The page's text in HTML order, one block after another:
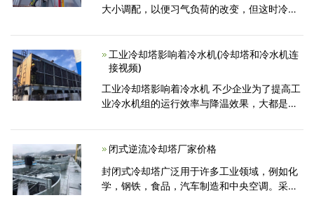
大小调配，以便习气负荷的改变，但这时冷凝
在工程上，多台工业冷却塔并联工作时，配管
办法一般有5种办法
工业冷却塔影响着冷水机(冷却塔和冷水机连
接视频)
工业冷却塔影响着冷水机 不少企业为了提高工
业冷水机组的运行效率与降温效果，大都是通
外接冷却水塔能够加快工业冷水机热源的挥
发，从缩短降温
闭式逆流冷却塔厂家价格
封闭式冷却塔广泛用于许多工业领域，例如化
学，钢铁，食品，汽车制造和中央空调。采用